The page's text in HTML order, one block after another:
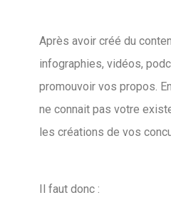
Après avoir créé du
infographies, vidéos,
promouvoir vos propos.
ne connait pas votre
les créations de vos
Il faut donc :